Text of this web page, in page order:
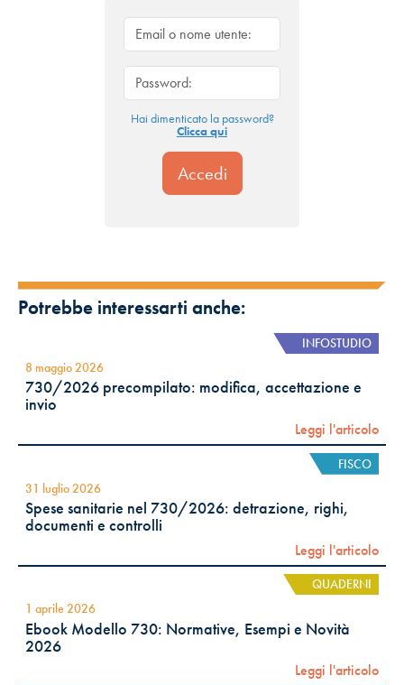
Hai dimenticato la password?
Clicca qui
Potrebbe interessarti anche:
INFOSTUDIO
8 maggio 2026
730/2026 precompilato: modifica, accettazione e
invio
Leggi l'articolo
FISCO
31 luglio 2026
Spese sanitarie nel 730/2026: detrazione, righi,
documenti e controlli
Leggi l'articolo
QUADERNI
1 aprile 2026
Ebook Modello 730: Normative, Esempi e Novità
2026
Leggi l'articolo